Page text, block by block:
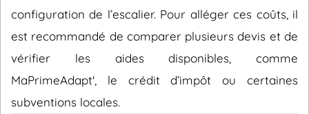
configuration de l’escalier. Pour alléger ces coûts, il
est recommandé de comparer plusieurs devis et de
vérifier les aides disponibles, comme
MaPrimeAdapt', le crédit d’impôt ou certaines
subventions locales.